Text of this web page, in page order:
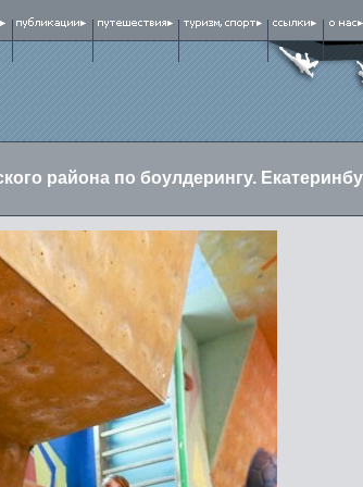
района по боулдерингу.